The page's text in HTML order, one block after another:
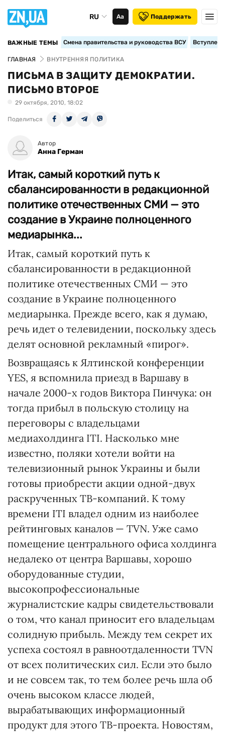
RU Аа Поддержать
ВАЖНЫЕ ТЕМЫ Смена правительства и руководства ВСУ
ГЛАВНАЯ ВНУТРЕННЯЯ ПОЛИТИКА
ПИСЬМА В ЗАЩИТУ ДЕМОКРАТИИ.
ПИСЬМО ВТОРОЕ
29 октября, 2010, 18:02
Поделиться
Автор
Анна Герман
Итак, самый короткий путь к
сбалансированности в редакционной
политике отечественных СМИ — это
создание в Украине полноценного
медиарынка...
Итак, самый короткий путь к
сбалансированности в редакционной
политике отечественных СМИ — это
создание в Украине полноценного
медиарынка. Прежде всего, как я думаю,
речь идет о телевидении, поскольку здесь
делят основной рекламный «пирог».
Возвращаясь к Ялтинской конференции
YES, я вспомнила приезд в Варшаву в
начале 2000-х годов Виктора Пинчука: он
тогда прибыл в польскую столицу на
переговоры с владельцами
медиахолдинга ІTІ. Насколько мне
известно, поляки хотели войти на
телевизионный рынок Украины и были
готовы приобрести акции одной-двух
раскрученных ТВ-компаний. К тому
времени ІТІ владел одним из наиболее
рейтинговых каналов — TVN. Уже само
помещение центрального офиса холдинга
недалеко от центра Варшавы, хорошо
оборудованные студии,
высокопрофессиональные
журналистские кадры свидетельствовали
о том, что канал приносит его владельцам
солидную прибыль. Между тем секрет их
успеха состоял в равноотдаленности TVN
от всех политических сил. Если это было
и не совсем так, то тем более речь шла об
очень высоком классе людей,
вырабатывающих информационный
продукт для этого ТВ-проекта. Новостям,